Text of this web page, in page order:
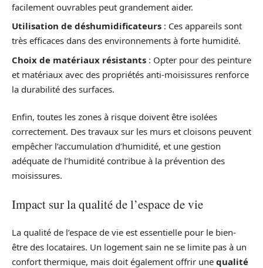
facilement ouvrables peut grandement aider.
Utilisation de déshumidificateurs : Ces appareils sont
très efficaces dans des environnements à forte humidité.
Choix de matériaux résistants : Opter pour des peinture
et matériaux avec des propriétés anti-moisissures renforce
la durabilité des surfaces.
Enfin, toutes les zones à risque doivent être isolées
correctement. Des travaux sur les murs et cloisons peuvent
empêcher l’accumulation d’humidité, et une gestion
adéquate de l’humidité contribue à la prévention des
moisissures.
Impact sur la qualité de l’espace de vie
La qualité de l’espace de vie est essentielle pour le bien-
être des locataires. Un logement sain ne se limite pas à un
confort thermique, mais doit également offrir une qualité